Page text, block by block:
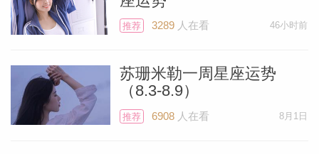
助你或者是认同你的观点。在2026年4月之
在抓紧用好这个优势。
生日在白羊尾端，也就是4月16日至4月19
推荐 3289人在看 46小时前
苏珊米勒一周星座运势
（8.3-8.9）
推荐 6908人在看 8月1日